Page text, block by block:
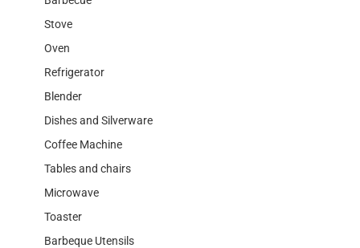
Stove
Oven
Refrigerator
Blender
Dishes and Silverware
Coffee Machine
Tables and chairs
Microwave
Toaster
Barbeque Utensils